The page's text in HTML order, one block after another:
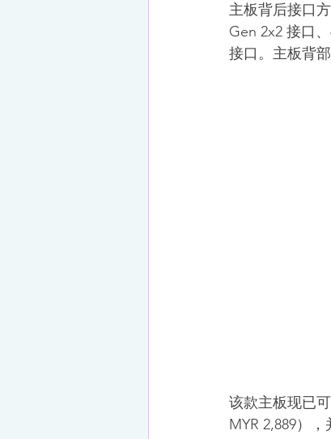
主板背后接口
Gen 2x2 接口
接口。主板背
该款主板现已
MYR 2,889）